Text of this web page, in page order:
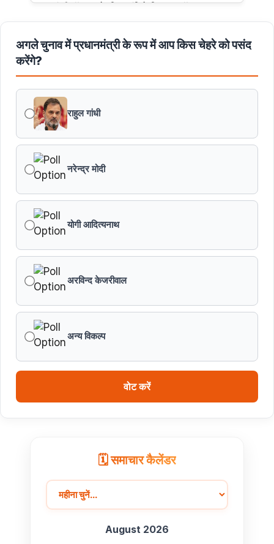
मुख्यमंत्री डॉ. यादव ने हरित क्रांति के शिल्पकार डॉ. एम.एस.
स्वामीनाथन की जयंती पर किया नमन
मुख्यमंत्री डॉ. यादव ने बाबूलाल जैन की पुण्यतिथि पर किया नमन
मुख्यमंत्री डॉ. यादव ने गुरुदेव रवीन्द्रनाथ टैगोर की पुण्यतिथि पर की
श्रद्धांजलि अर्पित
अगले चुनाव में प्रधानमंत्री के रूप में आप किस चेहरे को पसंद
करेंगे?
राहुल गांधी
नरेन्द्र मोदी
योगी आदित्यनाथ
अरविन्द केजरीवाल
अन्य विकल्प
वोट करें
🗓️ समाचार कैलेंडर
August 2026